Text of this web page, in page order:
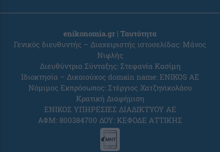
enikonomia.gr | Ταυτότητα
Γενικός διευθυντής – Διαχειριστής ιστοσελίδας: Μάνος
Νιφλής
Διευθύντρια Σύνταξης: Στεφανία Κασίμη
Ιδιοκτησία – Δικαιούχος domain name: ENIKOS AE
Νόμιμος Εκπρόσωπος: Στέργιος Χατζηνικολάου
Κρατική Διαφήμιση
ΕΝΙΚΟΣ ΥΠΗΡΕΣΙΕΣ ΔΙΑΔΙΚΤΥΟΥ ΑΕ
ΑΦΜ: 800384700 ΔΟΥ: ΚΕΦΟΔΕ ΑΤΤΙΚΗΣ